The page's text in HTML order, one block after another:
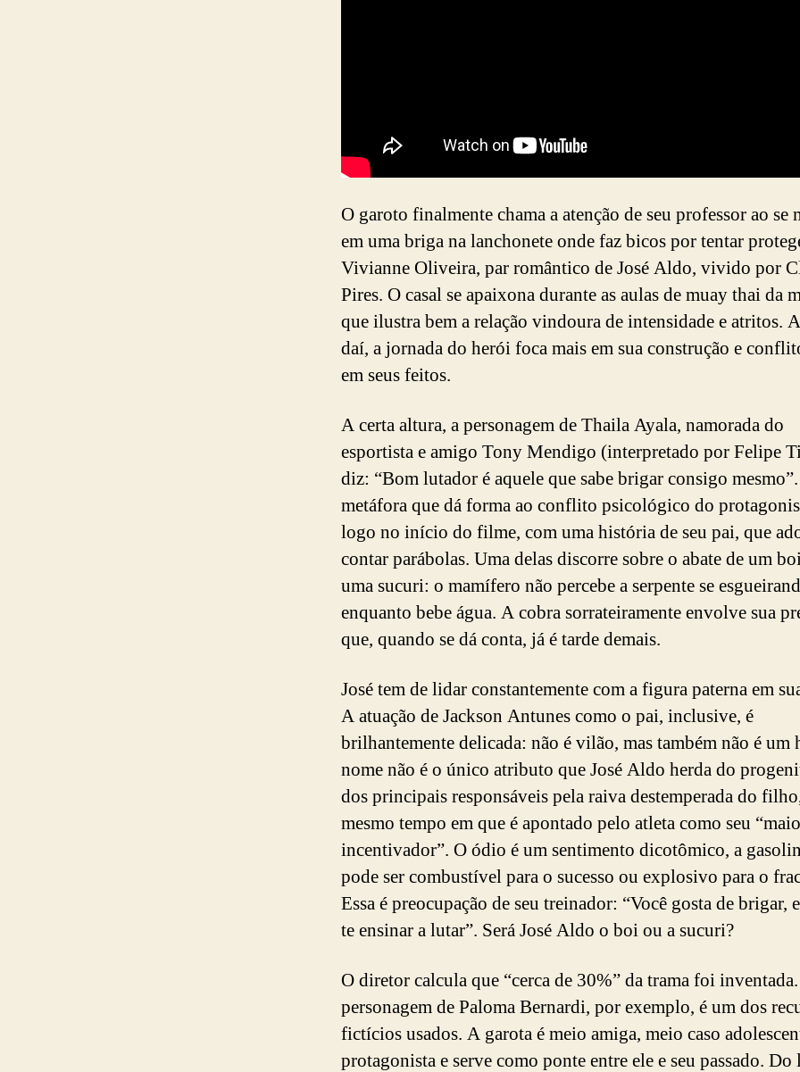
O garoto finalmente chama a atenção de seu professor ao se
em uma briga na lanchonete onde faz bicos por tentar
Vivianne Oliveira, par romântico de José Aldo, vivido por
Pires. O casal se apaixona durante as aulas de muay thai da
que ilustra bem a relação vindoura de intensidade e atritos.
daí, a jornada do herói foca mais em sua construção e
em seus feitos.
A certa altura, a personagem de Thaila Ayala, namorada do
esportista e amigo Tony Mendigo (interpretado por Felipe
diz: “Bom lutador é aquele que sabe brigar consigo
metáfora que dá forma ao conflito psicológico do
logo no início do filme, com uma história de seu pai, que
contar parábolas. Uma delas discorre sobre o abate de um
uma sucuri: o mamífero não percebe a serpente se
enquanto bebe água. A cobra sorrateiramente envolve sua
que, quando se dá conta, já é tarde demais.
José tem de lidar constantemente com a figura paterna em
A atuação de Jackson Antunes como o pai, inclusive, é
brilhantemente delicada: não é vilão, mas também não é um
nome não é o único atributo que José Aldo herda do
dos principais responsáveis pela raiva destemperada do
mesmo tempo em que é apontado pelo atleta como seu
incentivador”. O ódio é um sentimento dicotômico, a
pode ser combustível para o sucesso ou explosivo para o
Essa é preocupação de seu treinador: “Você gosta de brigar,
te ensinar a lutar”. Será José Aldo o boi ou a sucuri?
O diretor calcula que “cerca de 30%” da trama foi
personagem de Paloma Bernardi, por exemplo, é um dos
fictícios usados. A garota é meio amiga, meio caso
protagonista e serve como ponte entre ele e seu passado. Do